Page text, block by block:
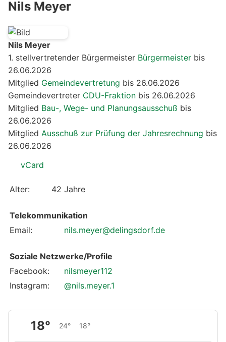
Nils Meyer
Nils Meyer
1. stellvertretender Bürgermeister Bürgermeister bis
26.06.2026
Mitglied Gemeindevertretung bis 26.06.2026
Gemeindevertreter CDU-Fraktion bis 26.06.2026
Mitglied Bau-, Wege- und Planungsausschuß bis
26.06.2026
Mitglied Ausschuß zur Prüfung der Jahresrechnung bis
26.06.2026
vCard
Alter: 42 Jahre
Telekommunikation
Email:
nils.meyer@delingsdorf.de
Soziale Netzwerke/Profile
Facebook:
nilsmeyer112
Instagram:
@nils.meyer.1
18° 24° 18°